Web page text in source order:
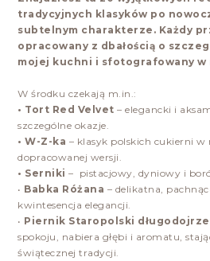
tradycyjnych klasyków po
subtelnym charakterze. Każdy
opracowany z dbałością o
mojej kuchni i sfotografowany w
W środku czekają m.in.:
• Tort Red Velvet – elegancki i
szczególne okazje.
• W-Z-ka – klasyk polskich cukierni w
dopracowanej wersji.
• Serniki– pistacjowy, dyniowy i
• Babka Różana – delikatna,
kwintesencja elegancji.
• Piernik Staropolski
spokoju, nabiera głębi i aromatu,
świątecznej tradycji.